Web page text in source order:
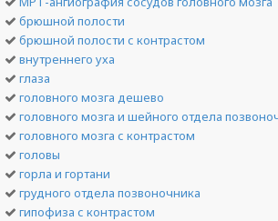
брюшной полости
брюшной полости с контрастом
внутреннего уха
глаза
головного мозга дешево
головного мозга и шейного отдела
головного мозга с контрастом
головы
горла и гортани
грудного отдела позвоночника
гипофиза с контрастом